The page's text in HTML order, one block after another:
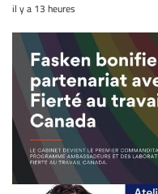
il y a 13 heures